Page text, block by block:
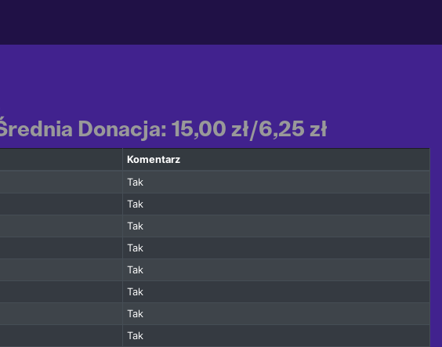
Donacja: 15,00 zł/6,25 zł
Komentarz
Tak
Tak
Tak
Tak
Tak
Tak
Tak
Tak